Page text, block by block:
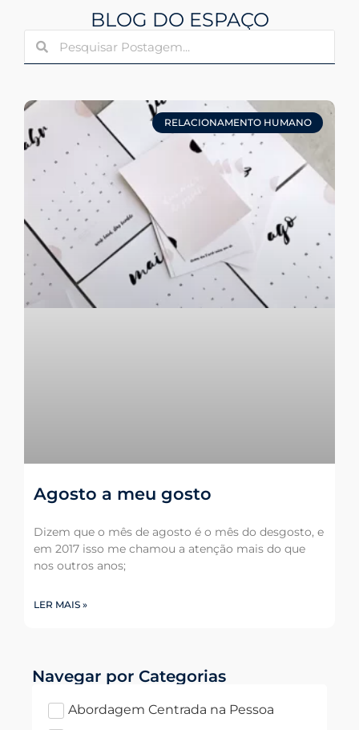
BLOG DO ESPAÇO
RELACIONAMENTO HUMANO
Agosto a meu gosto
Dizem que o mês de agosto é o mês do desgosto, e
em 2017 isso me chamou a atenção mais do que
nos outros anos;
LER MAIS »
Navegar por Categorias
Abordagem Centrada na Pessoa